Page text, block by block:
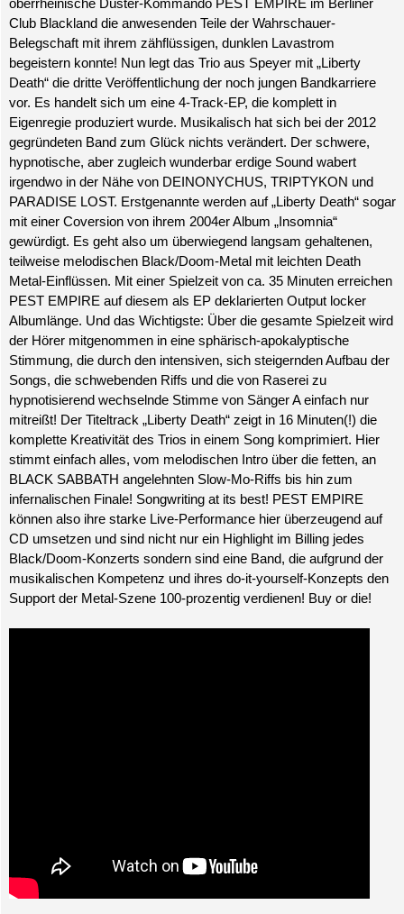
oberrheinische Düster-Kommando PEST EMPIRE im Berliner
Club Blackland die anwesenden Teile der Wahrschauer-
Belegschaft mit ihrem zähflüssigen, dunklen Lavastrom
begeistern konnte! Nun legt das Trio aus Speyer mit „Liberty
Death“ die dritte Veröffentlichung der noch jungen Bandkarriere
vor. Es handelt sich um eine 4-Track-EP, die komplett in
Eigenregie produziert wurde. Musikalisch hat sich bei der 2012
gegründeten Band zum Glück nichts verändert. Der schwere,
hypnotische, aber zugleich wunderbar erdige Sound wabert
irgendwo in der Nähe von DEINONYCHUS, TRIPTYKON und
PARADISE LOST. Erstgenannte werden auf „Liberty Death“ sogar
mit einer Coversion von ihrem 2004er Album „Insomnia“
gewürdigt. Es geht also um überwiegend langsam gehaltenen,
teilweise melodischen Black/Doom-Metal mit leichten Death
Metal-Einflüssen. Mit einer Spielzeit von ca. 35 Minuten erreichen
PEST EMPIRE auf diesem als EP deklarierten Output locker
Albumlänge. Und das Wichtigste: Über die gesamte Spielzeit wird
der Hörer mitgenommen in eine sphärisch-apokalyptische
Stimmung, die durch den intensiven, sich steigernden Aufbau der
Songs, die schwebenden Riffs und die von Raserei zu
hypnotisierend wechselnde Stimme von Sänger A einfach nur
mitreißt! Der Titeltrack „Liberty Death“ zeigt in 16 Minuten(!) die
komplette Kreativität des Trios in einem Song komprimiert. Hier
stimmt einfach alles, vom melodischen Intro über die fetten, an
BLACK SABBATH angelehnten Slow-Mo-Riffs bis hin zum
infernalischen Finale! Songwriting at its best! PEST EMPIRE
können also ihre starke Live-Performance hier überzeugend auf
CD umsetzen und sind nicht nur ein Highlight im Billing jedes
Black/Doom-Konzerts sondern sind eine Band, die aufgrund der
musikalischen Kompetenz und ihres do-it-yourself-Konzepts den
Support der Metal-Szene 100-prozentig verdienen! Buy or die!